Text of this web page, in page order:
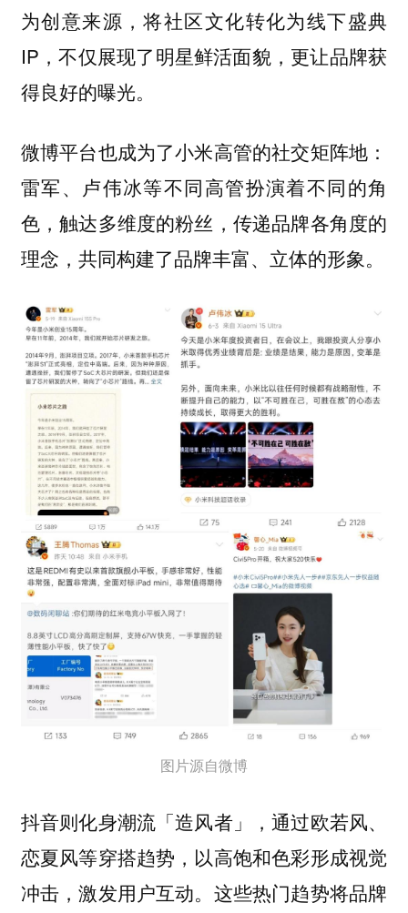
为创意来源，将社区文化转化为线下盛典
IP，不仅展现了明星鲜活面貌，更让品牌获
得良好的曝光。
微博平台也成为了小米高管的社交矩阵地：
雷军、卢伟冰等不同高管扮演着不同的角
色，触达多维度的粉丝，传递品牌各角度的
理念，共同构建了品牌丰富、立体的形象。
图片源自微博
抖音则化身潮流「造风者」，通过欧若风、
恋夏风等穿搭趋势，以高饱和色彩形成视觉
冲击，激发用户互动。这些热门趋势将品牌